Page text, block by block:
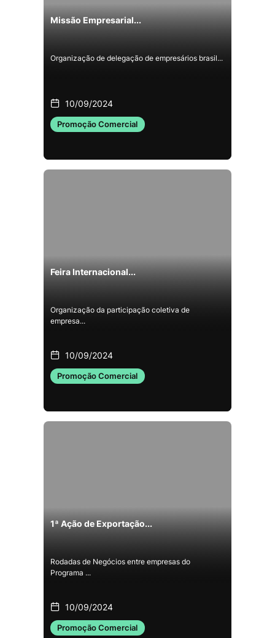
Missão Empresarial...
Organização de delegação ​de empresários brasil...
10/09/2024
Promoção Comercial
Feira Internacional...
Organização da participação coletiva de
empresa...
10/09/2024
Promoção Comercial
1ª Ação de Exportação...
Rodadas de Negócios entre empresas do
Programa ...
10/09/2024
Promoção Comercial